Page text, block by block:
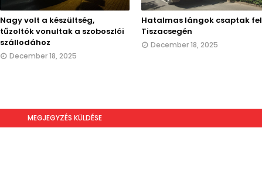
Nagy volt a készültség,
tűzoltók vonultak a szoboszlói
szállodához
December 18, 2025
Hatalmas lángok csaptak fel
Tiszacsegén
December 18, 2025
MEGJEGYZÉS KÜLDÉSE